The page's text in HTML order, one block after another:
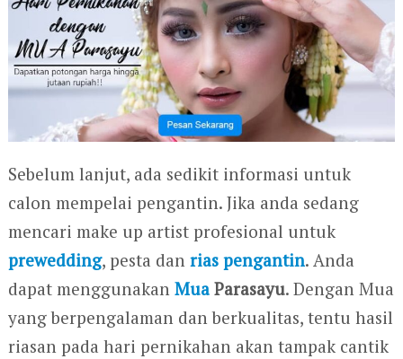
Sebelum lanjut, ada sedikit informasi untuk
calon mempelai pengantin. Jika anda sedang
mencari make up artist profesional untuk
prewedding, pesta dan rias pengantin. Anda
dapat menggunakan MuaParasayu. Dengan Mua
yang berpengalaman dan berkualitas, tentu hasil
riasan pada hari pernikahan akan tampak cantik